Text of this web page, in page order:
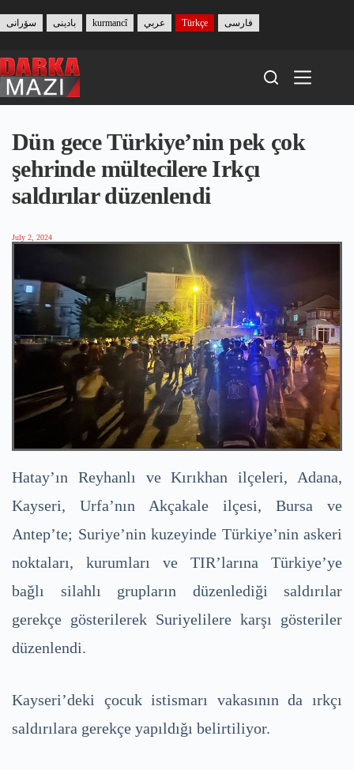
content
بادینی سۆرانی kurmancî عربي Türkçe فارسی
Dün gece Türkiye’nin pek çok
şehrinde mültecilere Irkçı
saldırılar düzenlendi
July 2, 2024
Hatay’ın Reyhanlı ve Kırıkhan ilçeleri, Adana,
Kayseri, Urfa’nın Akçakale ilçesi, Bursa ve
Antep’te; Suriye’nin kuzeyinde Türkiye’nin askeri
noktaları, kurumları ve TIR’larına Türkiye’ye
bağlı silahlı grupların düzenlediği saldırılar
gerekçe gösterilerek Suriyelilere karşı gösteriler
düzenlendi.
Kayseri’deki çocuk istismarı vakasının da ırkçı
saldırılara gerekçe yapıldığı belirtiliyor.